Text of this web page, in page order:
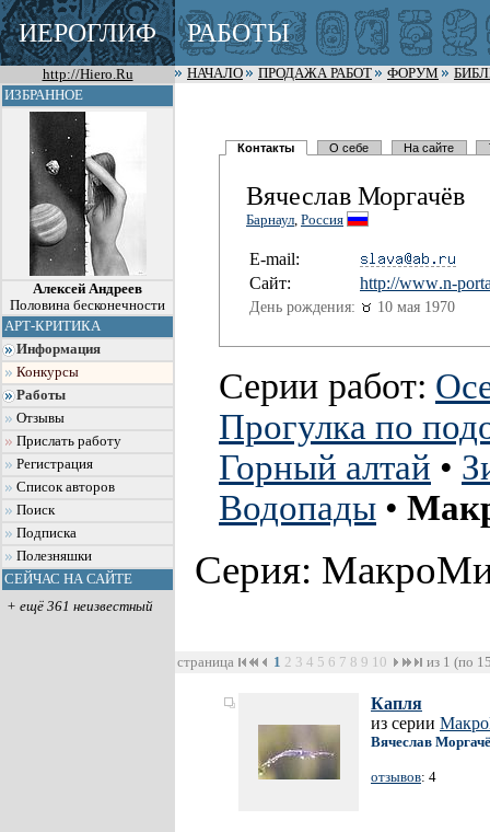
ИЕРОГЛИФ РАБОТЫ
http://Hiero.Ru НАЧАЛО ПРОДАЖА РАБОТ ФОРУМ
ИЗБРАННОЕ
Алексей Андреев
Половина бесконечности
АРТ-КРИТИКА
Информация
Конкурсы
Работы
Отзывы
Прислать работу
Регистрация
Список авторов
Поиск
Подписка
Полезняшки
СЕЙЧАС НА САЙТЕ
+ ещё 361 неизвестный
Контакты О себе На сайте
Вячеслав Моргачёв
Барнаул, Россия
E-mail:
Сайт:
http://www.n-
День рождения: 10 мая 1970
Серии работ:
Прогулка по
Горный алтай •
Водопады •
Серия:
страница 1 2 3 4 5 6 7 8 9 10 из 1 (по
Капля
из серии
Вячеслав
отзывов: 4